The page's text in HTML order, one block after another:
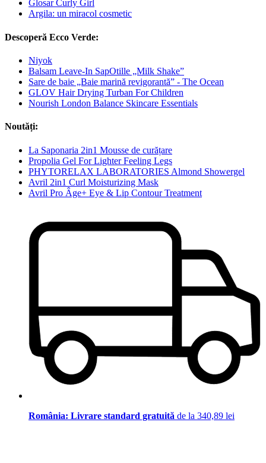
Glosar Curly Girl
Argila: un miracol cosmetic
Descoperă Ecco Verde:
Niyok
Balsam Leave-In SapOtille „Milk Shake”
Sare de baie „Baie marină revigorantă” - The Ocean
GLOV Hair Drying Turban For Children
Nourish London Balance Skincare Essentials
Noutăți:
La Saponaria 2in1 Mousse de curățare
Propolia Gel For Lighter Feeling Legs
PHYTORELAX LABORATORIES Almond Showergel
Avril 2in1 Curl Moisturizing Mask
Avril Pro Âge+ Eye & Lip Contour Treatment
România: Livrare standard gratuită de la 340,89 lei